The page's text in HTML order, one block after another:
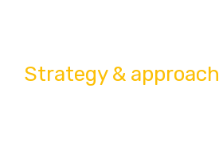
Strategy & approach